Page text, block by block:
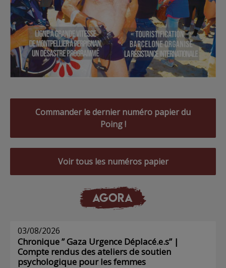
Commander le dernier numéro papier du
Poing !
Voir tous les numéros papier
AGORA
03/08/2026
Chronique ” Gaza Urgence Déplacé.e.s” |
Compte rendus des ateliers de soutien
psychologique pour les femmes